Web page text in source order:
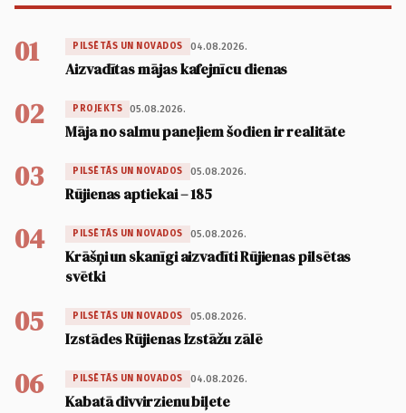
01 PILSĒTĀS UN NOVADOS 04.08.2026.
Aizvadītas mājas kafejnīcu dienas
02 PROJEKTS 05.08.2026.
Māja no salmu paneļiem šodien ir realitāte
03 PILSĒTĀS UN NOVADOS 05.08.2026.
Rūjienas aptiekai – 185
04 PILSĒTĀS UN NOVADOS 05.08.2026.
Krāšņi un skanīgi aizvadīti Rūjienas pilsētas
svētki
05 PILSĒTĀS UN NOVADOS 05.08.2026.
Izstādes Rūjienas Izstāžu zālē
06 PILSĒTĀS UN NOVADOS 04.08.2026.
Kabatā divvirzienu biļete